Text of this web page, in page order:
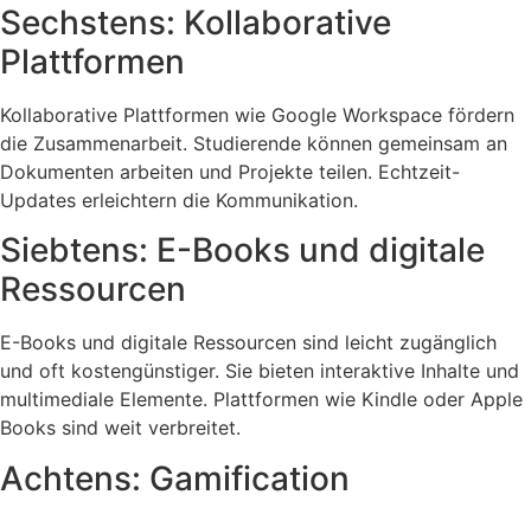
Sechstens: Kollaborative
Plattformen
Kollaborative Plattformen wie Google Workspace fördern
die Zusammenarbeit. Studierende können gemeinsam an
Dokumenten arbeiten und Projekte teilen. Echtzeit-
Updates erleichtern die Kommunikation.
Siebtens: E-Books und digitale
Ressourcen
E-Books und digitale Ressourcen sind leicht zugänglich
und oft kostengünstiger. Sie bieten interaktive Inhalte und
multimediale Elemente. Plattformen wie Kindle oder Apple
Books sind weit verbreitet.
Achtens: Gamification